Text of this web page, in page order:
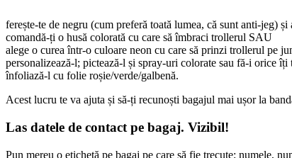
ferește-te de negru (cum preferă toată lumea, că sunt anti-jeg)
comandă-ți o husă colorată cu care să îmbraci trollerul SAU
alege o curea într-o culoare neon cu care să prinzi trollerul pe
personalizează-l; pictează-l și spray-uri colorate sau fă-i orice
înfoliază-l cu folie roșie/verde/galbenă.
Acest lucru te va ajuta și să-ți recunoști bagajul mai ușor la
Las datele de contact pe bagaj. Vizibil!
Pun mereu o etichetă pe bagaj pe care să fie trecute: numele,